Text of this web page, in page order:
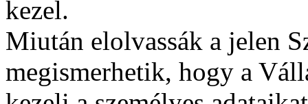
kezel.
Miután elolvassák a jelen
megismerhetik, hogy a